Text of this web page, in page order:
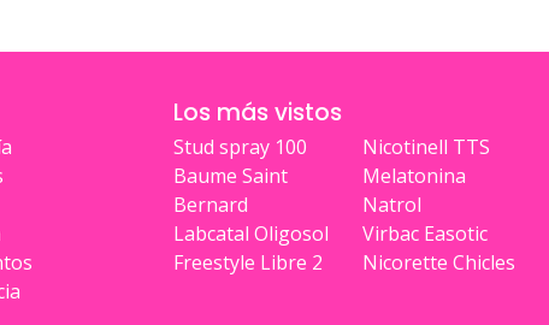
Los más vistos
Stud spray 100
Baume Saint
Bernard
Labcatal Oligosol
Freestyle Libre 2
Nicotinell TTS
Melatonina
Natrol
Virbac Easotic
Nicorette Chicles